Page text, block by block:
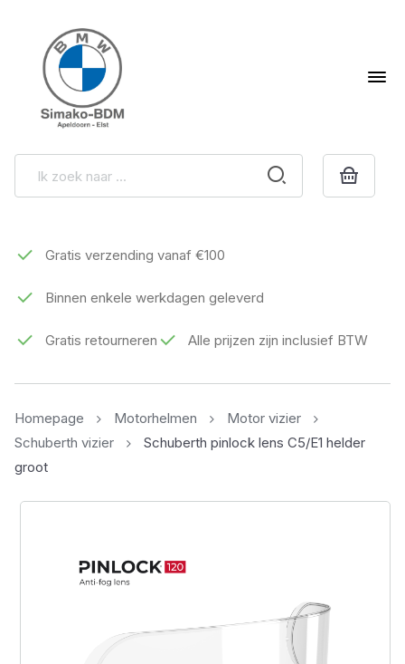
Gratis verzending vanaf €100
Binnen enkele werkdagen geleverd
Gratis retourneren Alle prijzen zijn inclusief BTW
Homepage Motorhelmen
Motor vizier
Schuberth vizier
Schuberth pinlock lens C5/E1 helder
groot